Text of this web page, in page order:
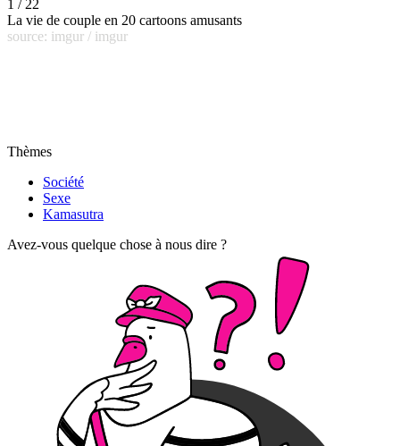
1 / 22
La vie de couple en 20 cartoons amusants
source: imgur / imgur
Thèmes
Société
Sexe
Kamasutra
Avez-vous quelque chose à nous dire ?